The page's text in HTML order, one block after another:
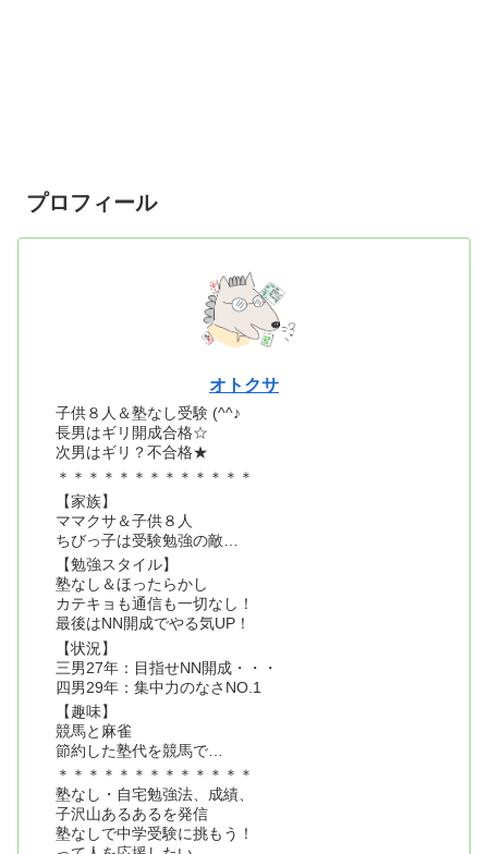
プロフィール
オトクサ
子供８人＆塾なし受験 (^^♪
長男はギリ開成合格☆
次男はギリ？不合格★
＊＊＊＊＊＊＊＊＊＊＊＊＊
【家族】
ママクサ＆子供８人
ちびっ子は受験勉強の敵…
【勉強スタイル】
塾なし＆ほったらかし
カテキョも通信も一切なし！
最後はNN開成でやる気UP！
【状況】
三男27年：目指せNN開成・・・
四男29年：集中力のなさNO.1
【趣味】
競馬と麻雀
節約した塾代を競馬で…
＊＊＊＊＊＊＊＊＊＊＊＊＊
塾なし・自宅勉強法、成績、
子沢山あるあるを発信
塾なしで中学受験に挑もう！